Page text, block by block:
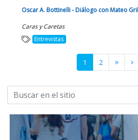
Oscar A. Bottinelli - Diálogo con Mateo
Caras y Caretas
Entrevistas
1 2